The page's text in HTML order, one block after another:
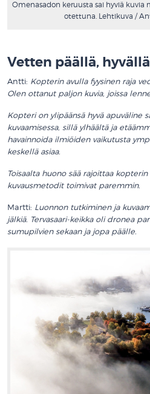
Omenasadon keruusta sai hyviä
otettuna. Lehtikuva /
Vetten päällä,
Antti: Kopterin avulla fyysinen raja
Olen ottanut paljon kuvia, joissa
Kopteri on ylipäänsä hyvä apuväline
kuvaamisessa, sillä ylhäältä ja
havainnoida ilmiöiden vaikutusta
keskellä asiaa.
Toisaalta huono sää rajoittaa
kuvausmetodit toimivat paremmin.
Martti: Luonnon tutkiminen ja
jälkiä. Tervasaari-keikka oli dronea
sumupilvien sekaan ja jopa päälle.